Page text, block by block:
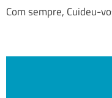
Com sempre, Cuideu-